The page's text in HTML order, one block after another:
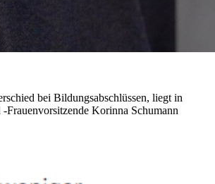
bei Bildungsabschlüssen, liegt in
Frauenvorsitzende Korinna Schumann